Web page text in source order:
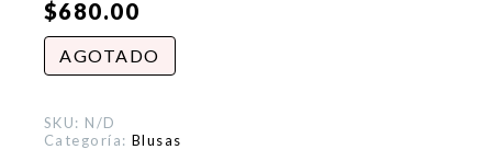
$680.00
AGOTADO
SKU: N/D
Categoría: Blusas